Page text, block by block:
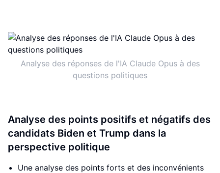
Analyse des réponses de l'IA Claude Opus à des
questions politiques
Analyse des points positifs et négatifs des
candidats Biden et Trump dans la
perspective politique
Une analyse des points forts et des inconvénients